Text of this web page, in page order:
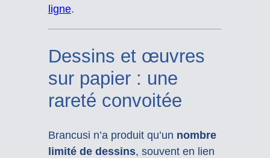
ligne.
Dessins et œuvres
sur papier : une
rareté convoitée
Brancusi n’a produit qu’un nombre
limité de dessins, souvent en lien